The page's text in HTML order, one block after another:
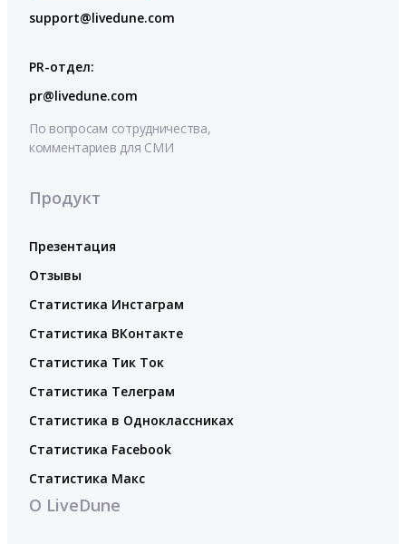
support@livedune.com
PR-отдел:
pr@livedune.com
По вопросам сотрудничества,
комментариев для СМИ
Продукт
Презентация
Отзывы
Статистика Инстаграм
Статистика ВКонтакте
Статистика Тик Ток
Статистика Телеграм
Статистика в Одноклассниках
Статистика Facebook
Статистика Макс
О LiveDune